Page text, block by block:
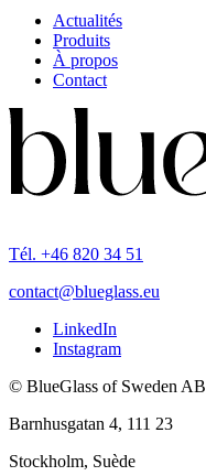
Actualités
Produits
À propos
Contact
Tél. +46 820 34 51
contact@blueglass.eu
LinkedIn
Instagram
© BlueGlass of Sweden AB
Barnhusgatan 4, 111 23
Stockholm, Suède